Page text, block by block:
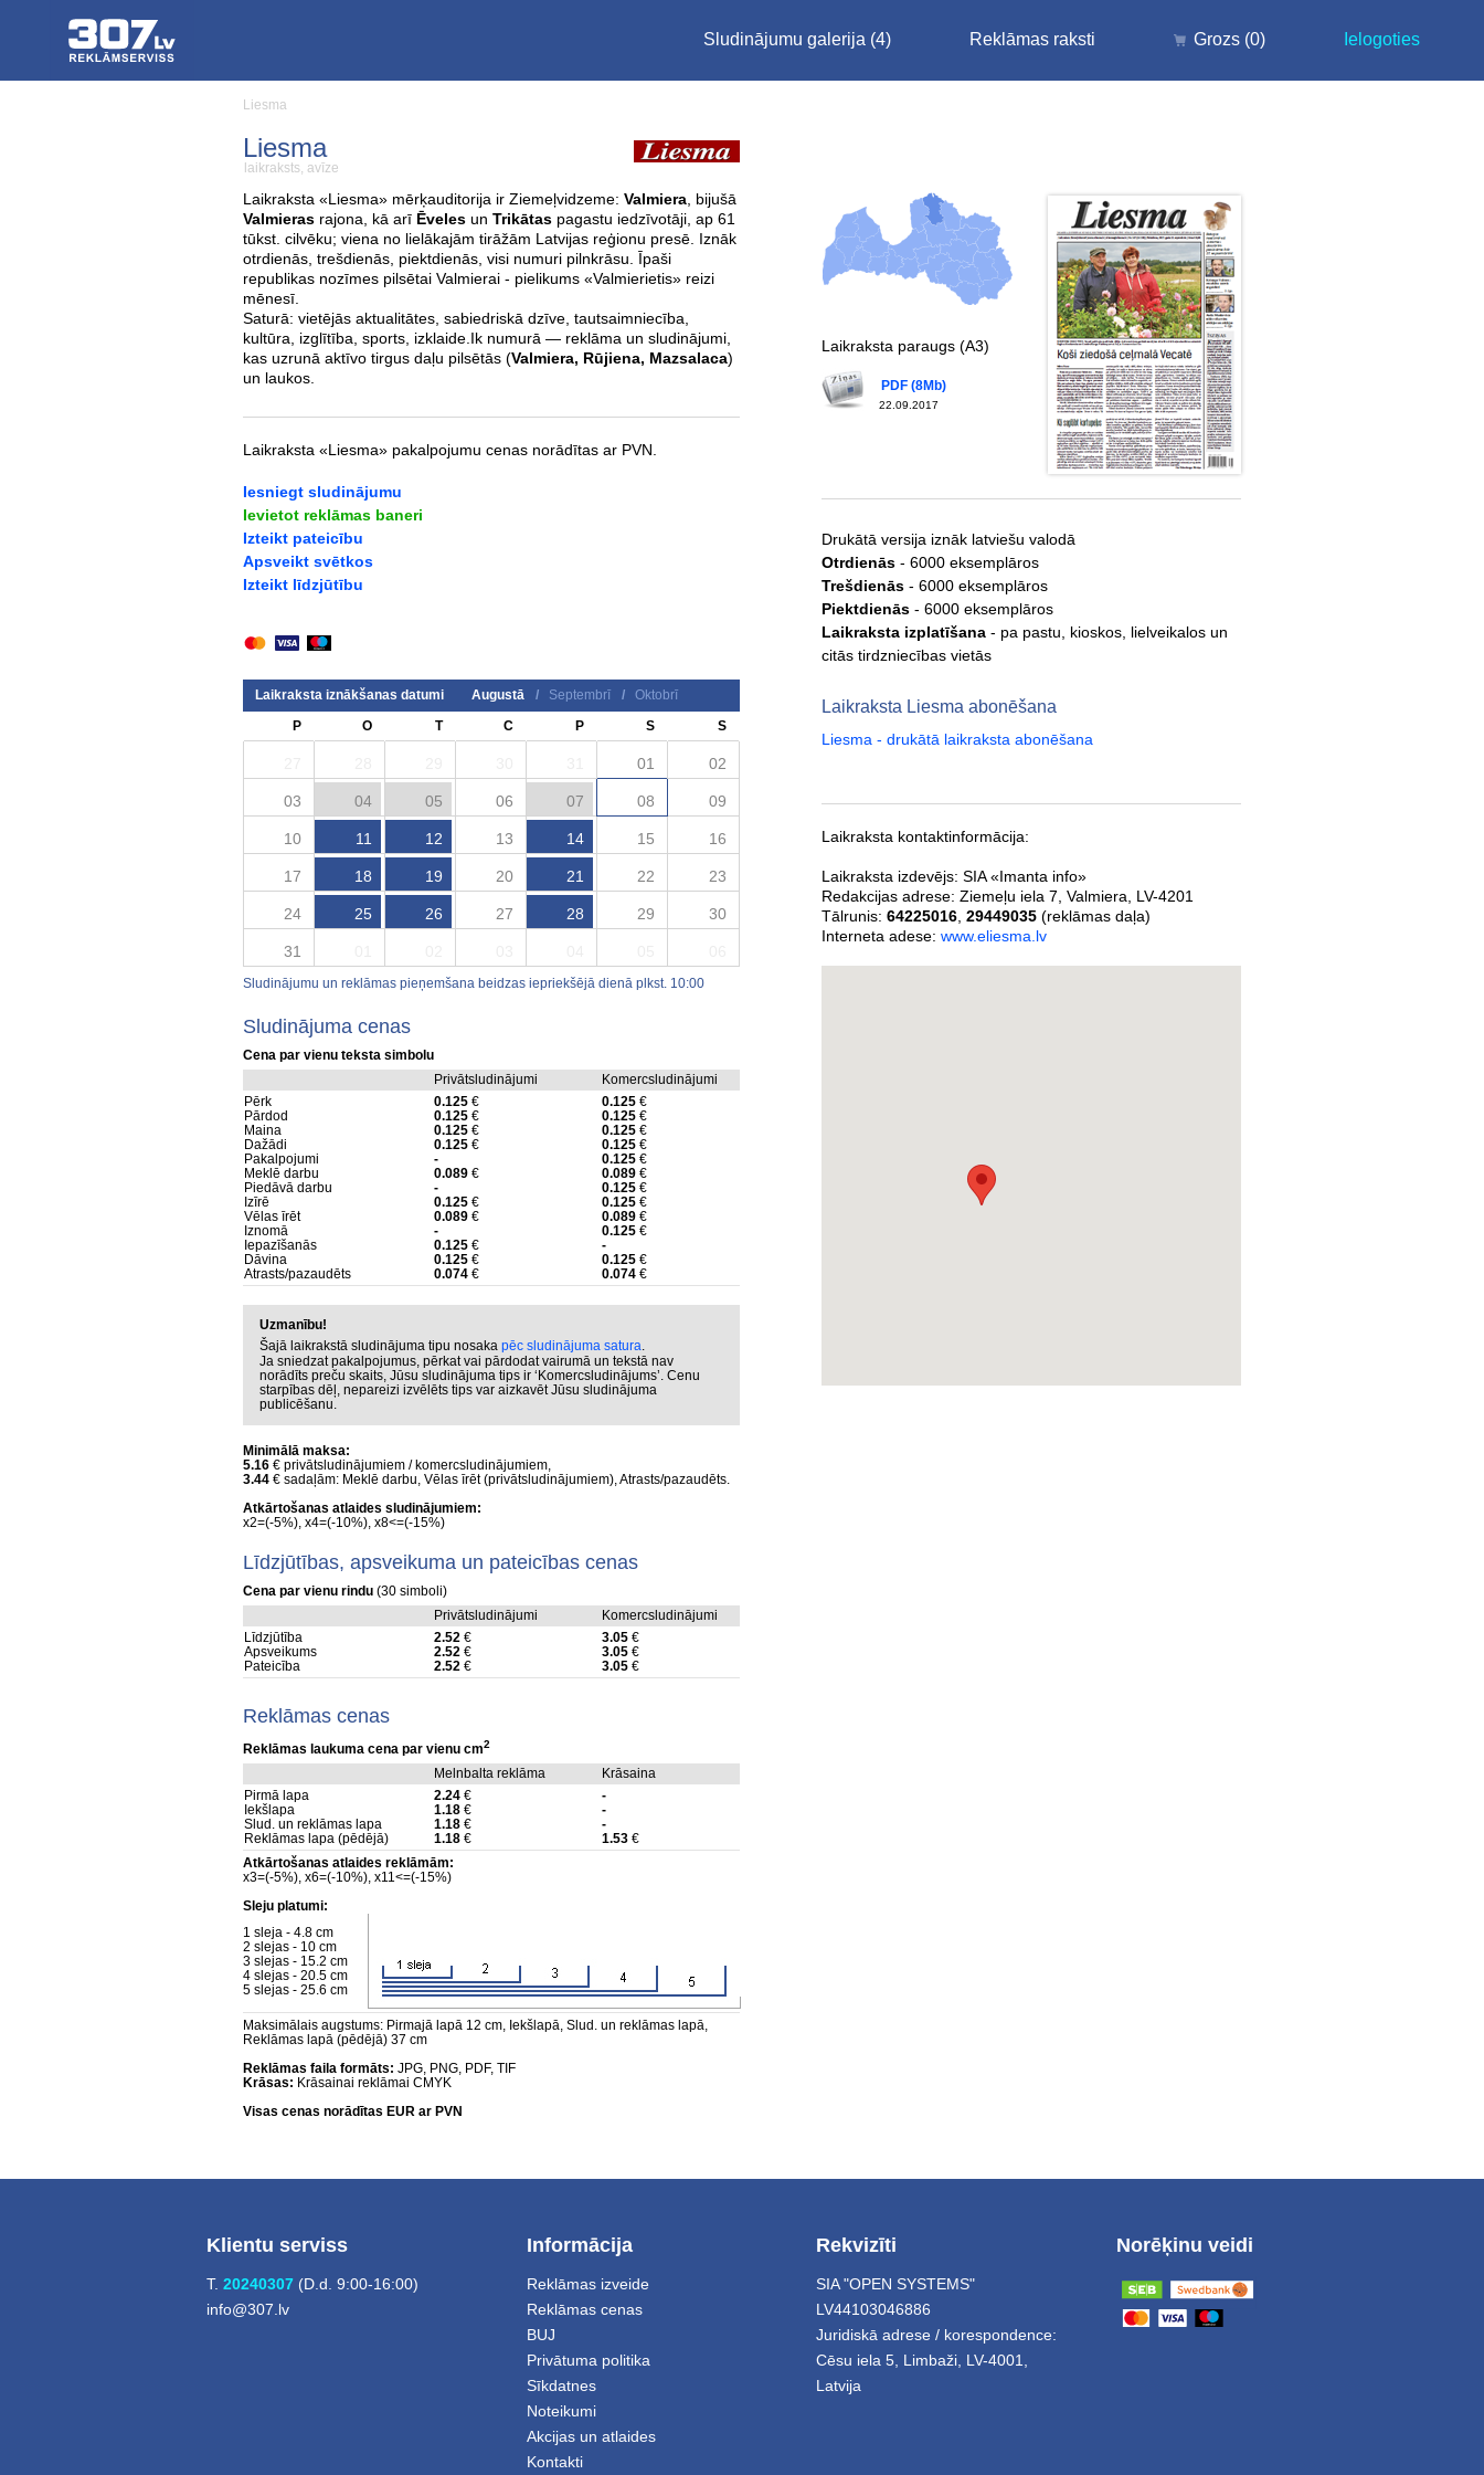
Sludinājumu galerija (4) Reklāmas raksti Grozs (0) Ielogoties
Liesma
Liesma
laikraksts, avīze
Laikraksta «Liesma» mērķauditorija ir Ziemeļvidzeme: Valmiera , bijušā
Valmieras rajona, kā arī Ēveles un Trikātas pagastu iedzīvotāji, ap 61
tūkst. cilvēku; viena no lielākajām tirāžām Latvijas reģionu presē. Iznāk
otrdienās, trešdienās, piektdienās, visi numuri pilnkrāsu. Īpaši
republikas nozīmes pilsētai Valmierai - pielikums «Valmierietis» reizi
mēnesī.
Saturā: vietējās aktualitātes, sabiedriskā dzīve, tautsaimniecība,
kultūra, izglītība, sports, izklaide.Ik numurā — reklāma un sludinājumi,
kas uzrunā aktīvo tirgus daļu pilsētās (Valmiera, Rūjiena, Mazsalaca)
un laukos.
Laikraksta «Liesma» pakalpojumu cenas norādītas ar PVN.
Iesniegt sludinājumu
Ievietot reklāmas baneri
Izteikt pateicību
Apsveikt svētkos
Izteikt līdzjūtību
Laikraksta iznākšanas datumi Augustā / Septembrī /
Oktobrī
P
O T C P S S
01 02
03 04 05 06 07 08 09
10 11 12 13 14 15 16
17 18 19 20 21 22 23
24 25 26 27 28 29 30
31
Sludinājumu un reklāmas pieņemšana beidzas iepriekšējā dienā plkst. 10:00
Sludinājuma cenas
Cena par vienu teksta simbolu
Privātsludinājumi
Komercsludinājumi
Pērk
0.125 € 0.125 €
Pārdod
0.125 € 0.125 €
Maina
0.125 € 0.125 €
Dažādi
0.125 € 0.125 €
Pakalpojumi
- 0.125 €
Meklē darbu
0.089 € 0.089 €
Piedāvā darbu
- 0.125 €
Izīrē
0.125 € 0.125 €
Vēlas īrēt
0.089 € 0.089 €
Iznomā
- 0.125 €
Iepazīšanās
0.125 €
-
Dāvina
0.125 € 0.125 €
Atrasts/pazaudēts
0.074 € 0.074 €
Uzmanību!
Šajā laikrakstā sludinājuma tipu nosaka pēc sludinājuma satura.
Ja sniedzat pakalpojumus, pērkat vai pārdodat vairumā un tekstā nav
norādīts preču skaits, Jūsu sludinājuma tips ir ‘Komercsludinājums’. Cenu
starpības dēļ, nepareizi izvēlēts tips var aizkavēt Jūsu sludinājuma
publicēšanu.
Minimālā maksa:
5.16 € privātsludinājumiem / komercsludinājumiem,
3.44 € sadaļām: Meklē darbu, Vēlas īrēt (privātsludinājumiem), Atrasts/pazaudēts.
Atkārtošanas atlaides sludinājumiem:
x2=(-5%), x4=(-10%), x8<=(-15%)
Līdzjūtības, apsveikuma un pateicības cenas
Cena par vienu rindu (30 simboli)
Privātsludinājumi
Komercsludinājumi
Līdzjūtība
2.52 € 3.05 €
Apsveikums
2.52 € 3.05 €
Pateicība
2.52 € 3.05 €
Reklāmas cenas
Reklāmas laukuma cena par vienu cm2
Melnbalta reklāma
Krāsaina
Pirmā lapa
2.24 €
-
Iekšlapa
1.18 €
-
Slud. un reklāmas lapa
1.18 €
-
Reklāmas lapa (pēdējā)
1.18 € 1.53 €
Atkārtošanas atlaides reklāmām:
x3=(-5%), x6=(-10%), x11<=(-15%)
Sleju platumi:
1 sleja - 4.8 cm
2 slejas - 10 cm
3 slejas - 15.2 cm
4 slejas - 20.5 cm
5 slejas - 25.6 cm
Maksimālais augstums: Pirmajā lapā 12 cm, Iekšlapā, Slud. un reklāmas lapā,
Reklāmas lapā (pēdējā) 37 cm
Reklāmas faila formāts: JPG, PNG, PDF, TIF
Krāsas: Krāsainai reklāmai CMYK
Visas cenas norādītas EUR ar PVN
Laikraksta paraugs (A3)
22.09.2017
PDF (8Mb)
Drukātā versija iznāk latviešu valodā
Otrdienās - 6000 eksemplāros
Trešdienās - 6000 eksemplāros
Piektdienās - 6000 eksemplāros
Laikraksta izplatīšana - pa pastu, kioskos, lielveikalos un
citās tirdzniecības vietās
Laikraksta Liesma abonēšana
Liesma - drukātā laikraksta abonēšana
Laikraksta kontaktinformācija:
Laikraksta izdevējs: SIA «Imanta info»
Redakcijas adrese: Ziemeļu iela 7 Valmiera
LV-4201
Tālrunis: 64225016 29449035 (reklāmas daļa)
Interneta adese: www.eliesma.lv
Klientu serviss
T. 20240307 (D.d. 9:00-16:00)
info@307.lv
Informācija
Reklāmas izveide
Reklāmas cenas
BUJ
Privātuma politika
Sīkdatnes
Noteikumi
Akcijas un atlaides
Kontakti
Rekvizīti
SIA "OPEN SYSTEMS"
LV44103046886
Juridiskā adrese / korespondence:
Cēsu iela 5 Limbaži LV-4001,
Latvija
Norēķinu veidi